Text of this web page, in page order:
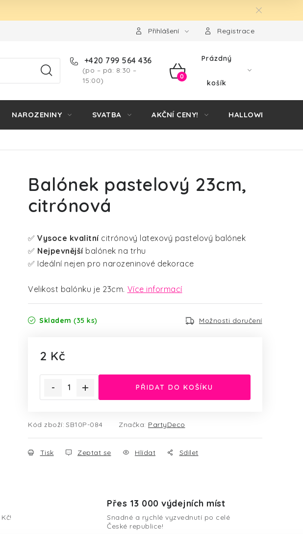
Přihlášení Registrace
+420 799 564 436
(po – pá: 8:30 –
15:00)
NÁKUPNÍ
Prázdný
košík
NAROZENINY SVATBA AKČNÍ CENY! HALLOWEEN
Balónek pastelový 23cm,
citrónová
✅ Vysoce kvalitní citrónový latexový pastelový balónek
✅ Nejpevnějšíbalónek na trhu
✅ Ideální nejen pro narozeninové dekorace
Velikost balónku je 23cm. Více informací
Skladem (35 ks) Možnosti doručení
2 Kč
PŘIDAT DO KOŠÍKU
Kód zboží: SB10P-084 Značka: PartyDeco
Tisk Zeptat se Hlídat Sdílet
Přes 13 000 výdejních míst
Snadné a rychlé vyzvednutí po celé
České republice!